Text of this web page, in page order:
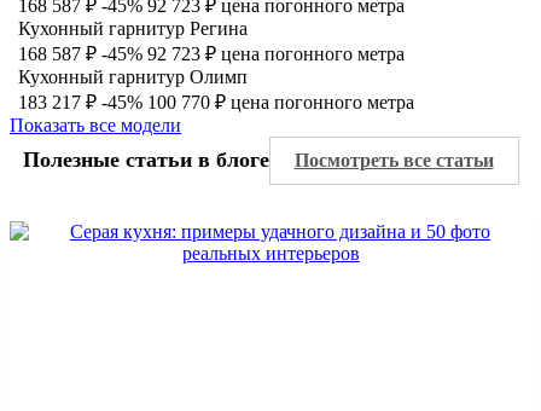
168 587 ₽ -45% 92 723 ₽ цена погонного метра
Кухонный гарнитур Регина
168 587 ₽ -45% 92 723 ₽ цена погонного метра
Кухонный гарнитур Олимп
183 217 ₽ -45% 100 770 ₽ цена погонного метра
Показать все модели
Полезные статьи в блоге Посмотреть все статьи